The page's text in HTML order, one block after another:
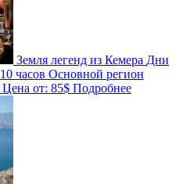
Земля легенд из Кемера Дни
10 часов Основной регион
Цена от: 85$ Подробнее